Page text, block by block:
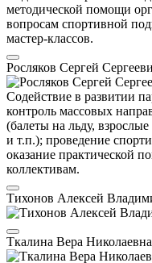
методической помощи
вопросам спортивной
мастер-классов.
Росляков Сергей
Содействие в развитии
контроль массовых
(балеты на льду,
и т.п.); проведение
оказание практической
коллективам.
Тихонов Алексей
Ткалина Вера Николаевна